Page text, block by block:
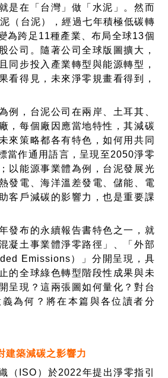
是在「台灣」做「水泥」。然而
（台泥），經過七年積極低碳轉
為跨足11種產業、布局全球13個
公司。隨著公司全球版圖擴大，
同步投入產業轉型與能源轉型，
看得見，未來淨零規畫看得到，
，台泥公司在兩岸、土耳其、
，每個廠因應當地特性，其減碳
來策略都各有特色，如何用共同
當作通用語言，呈現至2050淨零
以能源事業體為例，台泥發展光
發電、海洋溫差發電、儲能、電
客戶減碳的影響力，也是重要課
布的永續報告書特色之一，就
凝土事業體淨零路徑」、「外部
Emissions）」分開呈現，具
的全球綠色轉型階段性成果與未
呈現？這兩張圖如何量化？對台
為何？將在本篇與各位讀者分
建築減碳之影響力
ISO）於2022年提出淨零指引